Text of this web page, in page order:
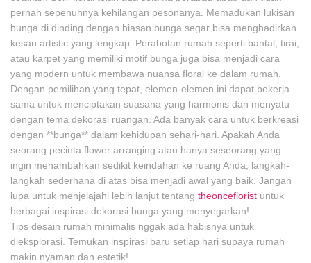
pernah sepenuhnya kehilangan pesonanya. Memadukan lukisan
bunga di dinding dengan hiasan bunga segar bisa menghadirkan
kesan artistic yang lengkap. Perabotan rumah seperti bantal, tirai,
atau karpet yang memiliki motif bunga juga bisa menjadi cara
yang modern untuk membawa nuansa floral ke dalam rumah.
Dengan pemilihan yang tepat, elemen-elemen ini dapat bekerja
sama untuk menciptakan suasana yang harmonis dan menyatu
dengan tema dekorasi ruangan. Ada banyak cara untuk berkreasi
dengan **bunga** dalam kehidupan sehari-hari. Apakah Anda
seorang pecinta flower arranging atau hanya seseorang yang
ingin menambahkan sedikit keindahan ke ruang Anda, langkah-
langkah sederhana di atas bisa menjadi awal yang baik. Jangan
lupa untuk menjelajahi lebih lanjut tentang theonceflorist untuk
berbagai inspirasi dekorasi bunga yang menyegarkan!
Tips desain rumah minimalis nggak ada habisnya untuk
dieksplorasi. Temukan inspirasi baru setiap hari supaya rumah
makin nyaman dan estetik!